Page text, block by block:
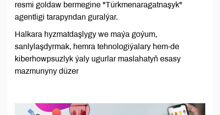
resmi goldaw bermegine "Türkmenaragatnaşyk"
agentligi tarapyndan guralýar.
Halkara hyzmatdaşlygy we maýa goýum,
sanlylaşdyrmak, hemra tehnologiýalary hem-de
kiberhowpsuzlyk ýaly ugurlar maslahatyň esasy
mazmunyny düzer